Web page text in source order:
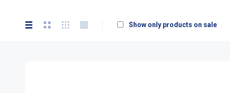
Show only products on sale